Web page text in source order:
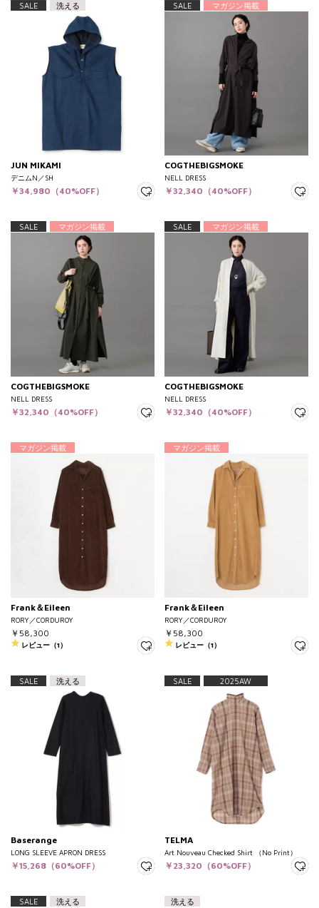
SALE 洗える
JUN MIKAMI
デニムN／SH
￥34,980（40%OFF）
SALE マガジン掲載
COGTHEBIGSMOKE
NELL DRESS
￥32,340（40%OFF）
SALE マガジン掲載
COGTHEBIGSMOKE
NELL DRESS
￥32,340（40%OFF）
SALE マガジン掲載
COGTHEBIGSMOKE
NELL DRESS
￥32,340（40%OFF）
マガジン掲載
Frank＆Eileen
RORY／CORDUROY
￥58,300
レビュー（1）
マガジン掲載
Frank＆Eileen
RORY／CORDUROY
￥58,300
レビュー（1）
SALE 洗える
Baserange
LONG SLEEVE APRON DRESS
￥15,268（60%OFF）
SALE 2025AW
TELMA
Art Nouveau Checked Shirt （No Print）
￥23,320（60%OFF）
SALE 洗える 洗える